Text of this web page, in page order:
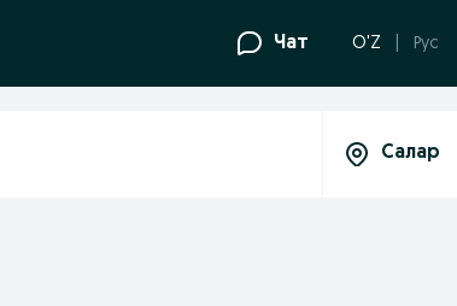
Чат O'Z Рус